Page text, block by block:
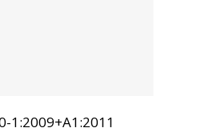
1:2009+A1:2011